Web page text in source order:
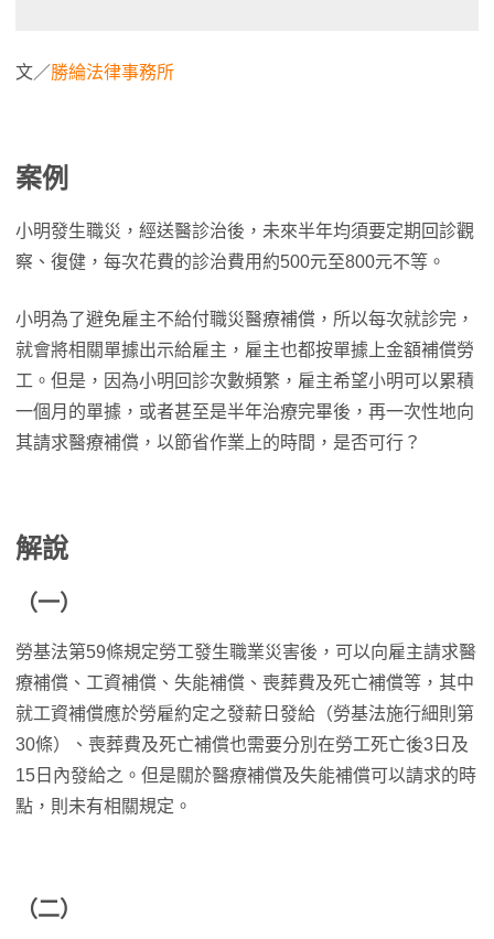
文／勝綸法律事務所
案例
小明發生職災，經送醫診治後，未來半年均須要定期回診觀
察、復健，每次花費的診治費用約500元至800元不等。
小明為了避免雇主不給付職災醫療補償，所以每次就診完，
就會將相關單據出示給雇主，雇主也都按單據上金額補償勞
工。但是，因為小明回診次數頻繁，雇主希望小明可以累積
一個月的單據，或者甚至是半年治療完畢後，再一次性地向
其請求醫療補償，以節省作業上的時間，是否可行？
解說
（一）
勞基法第59條規定勞工發生職業災害後，可以向雇主請求醫
療補償、工資補償、失能補償、喪葬費及死亡補償等，其中
就工資補償應於勞雇約定之發薪日發給（勞基法施行細則第
30條）、喪葬費及死亡補償也需要分別在勞工死亡後3日及
15日內發給之。但是關於醫療補償及失能補償可以請求的時
點，則未有相關規定。
（二）